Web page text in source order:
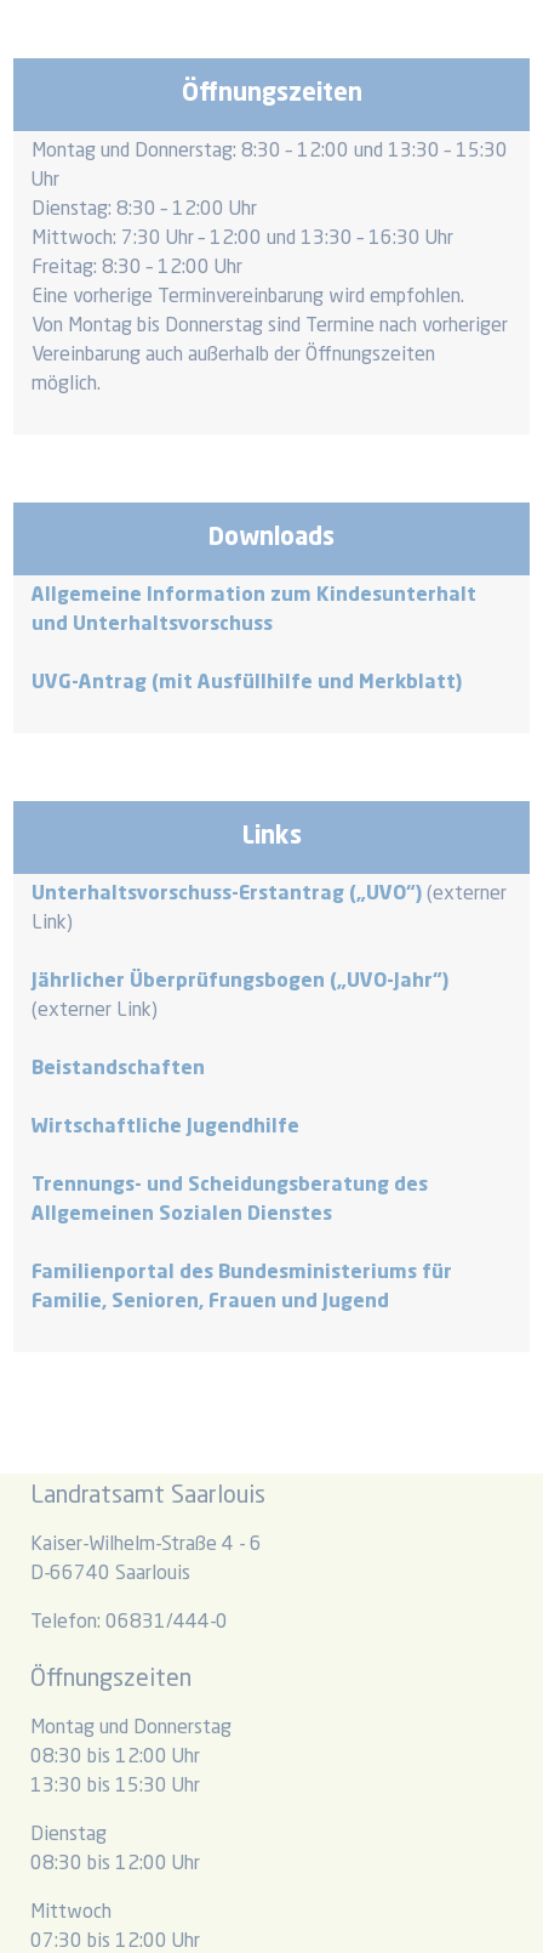
Öffnungszeiten
Montag und Donnerstag: 8:30 – 12:00 und 13:30 – 15:30
Uhr
Dienstag: 8:30 – 12:00 Uhr
Mittwoch: 7:30 Uhr – 12:00 und 13:30 – 16:30 Uhr
Freitag: 8:30 – 12:00 Uhr
Eine vorherige Terminvereinbarung wird empfohlen.
Von Montag bis Donnerstag sind Termine nach vorheriger
Vereinbarung auch außerhalb der Öffnungszeiten
möglich.
Downloads
Allgemeine Information zum Kindesunterhalt
und Unterhaltsvorschuss
UVG-Antrag (mit Ausfüllhilfe und Merkblatt)
Links
Unterhaltsvorschuss-Erstantrag („UVO“) (externer
Link)
Jährlicher Überprüfungsbogen („UVO-Jahr“)
(externer Link)
Beistandschaften
Wirtschaftliche Jugendhilfe
Trennungs- und Scheidungsberatung des
Allgemeinen Sozialen Dienstes
Familienportal des Bundesministeriums für
Familie, Senioren, Frauen und Jugend
Landratsamt Saarlouis
Kaiser-Wilhelm-Straße 4 - 6
D-66740 Saarlouis
Telefon: 06831/444-0
Öffnungszeiten
Montag und Donnerstag
08:30 bis 12:00 Uhr
13:30 bis 15:30 Uhr
Dienstag
08:30 bis 12:00 Uhr
Mittwoch
07:30 bis 12:00 Uhr